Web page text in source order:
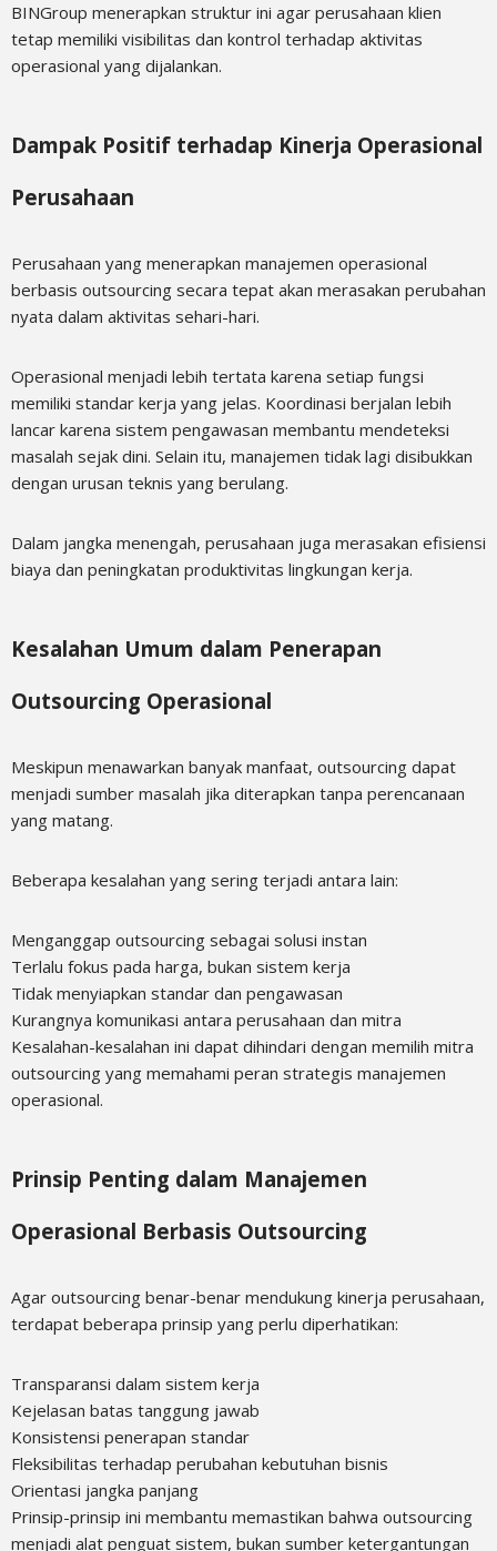
BINGroup menerapkan struktur ini agar perusahaan klien
tetap memiliki visibilitas dan kontrol terhadap aktivitas
operasional yang dijalankan.
Dampak Positif terhadap Kinerja Operasional
Perusahaan
Perusahaan yang menerapkan manajemen operasional
berbasis outsourcing secara tepat akan merasakan perubahan
nyata dalam aktivitas sehari-hari.
Operasional menjadi lebih tertata karena setiap fungsi
memiliki standar kerja yang jelas. Koordinasi berjalan lebih
lancar karena sistem pengawasan membantu mendeteksi
masalah sejak dini. Selain itu, manajemen tidak lagi disibukkan
dengan urusan teknis yang berulang.
Dalam jangka menengah, perusahaan juga merasakan efisiensi
biaya dan peningkatan produktivitas lingkungan kerja.
Kesalahan Umum dalam Penerapan
Outsourcing Operasional
Meskipun menawarkan banyak manfaat, outsourcing dapat
menjadi sumber masalah jika diterapkan tanpa perencanaan
yang matang.
Beberapa kesalahan yang sering terjadi antara lain:
Menganggap outsourcing sebagai solusi instan
Terlalu fokus pada harga, bukan sistem kerja
Tidak menyiapkan standar dan pengawasan
Kurangnya komunikasi antara perusahaan dan mitra
Kesalahan-kesalahan ini dapat dihindari dengan memilih mitra
outsourcing yang memahami peran strategis manajemen
operasional.
Prinsip Penting dalam Manajemen
Operasional Berbasis Outsourcing
Agar outsourcing benar-benar mendukung kinerja perusahaan,
terdapat beberapa prinsip yang perlu diperhatikan:
Transparansi dalam sistem kerja
Kejelasan batas tanggung jawab
Konsistensi penerapan standar
Fleksibilitas terhadap perubahan kebutuhan bisnis
Orientasi jangka panjang
Prinsip-prinsip ini membantu memastikan bahwa outsourcing
menjadi alat penguat sistem, bukan sumber ketergantungan